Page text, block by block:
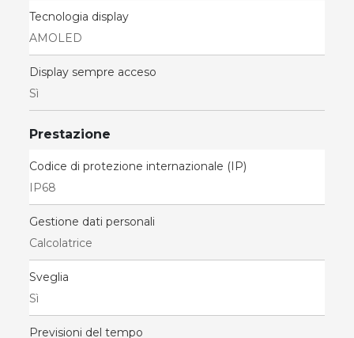
Tecnologia display
AMOLED
Display sempre acceso
Sì
Prestazione
Codice di protezione internazionale (IP)
IP68
Gestione dati personali
Calcolatrice
Sveglia
Sì
Previsioni del tempo